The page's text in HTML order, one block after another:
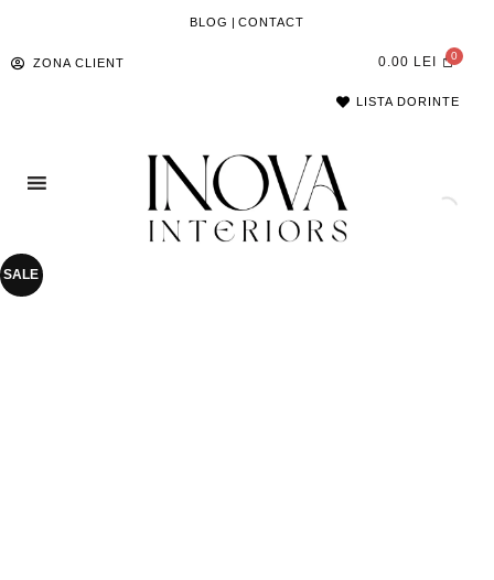
BLOG | CONTACT
ZONA CLIENT 0.00 LEI
LISTA DORINTE
SALE